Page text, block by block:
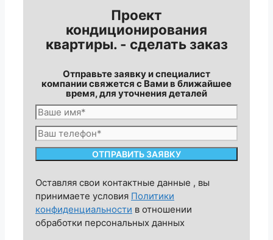
Проект
кондиционирования
квартиры. - сделать заказ
Отправьте заявку и специалист
компании свяжется с Вами в ближайшее
время, для уточнения деталей
Оставляя свои контактные данные , вы
принимаете условия Политики
конфиденциальности в отношении
обработки персональных данных